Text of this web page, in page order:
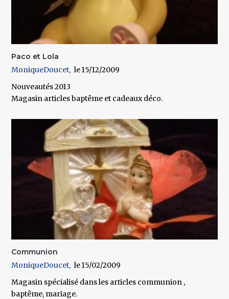
Paco et Lola
MoniqueDoucet
15/12/2009
Nouveautés 2013
Magasin articles baptême et cadeaux déco.
Communion
MoniqueDoucet
15/02/2009
Magasin spécialisé dans les articles communion ,
baptême, mariage.